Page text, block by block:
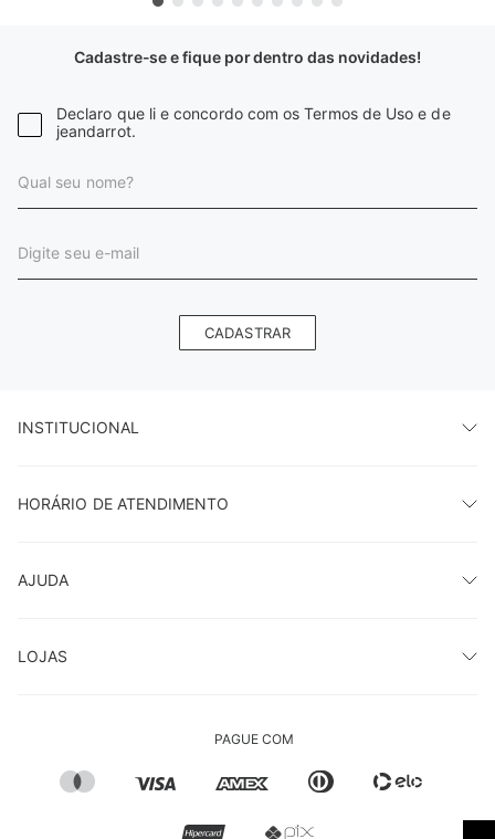
Cadastre-se e fique por dentro das novidades!
Declaro que li e concordo com os Termos de Uso e de
jeandarrot.
CADASTRAR
INSTITUCIONAL
HORÁRIO DE ATENDIMENTO
AJUDA
LOJAS
PAGUE COM